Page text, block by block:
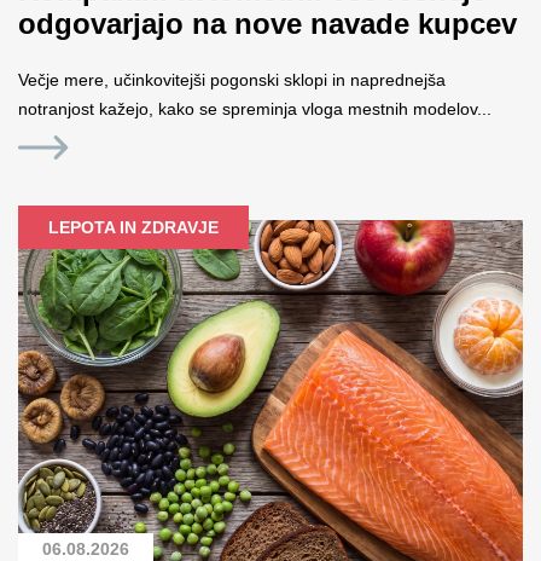
odgovarjajo na nove navade kupcev
Večje mere, učinkovitejši pogonski sklopi in naprednejša
notranjost kažejo, kako se spreminja vloga mestnih modelov...
LEPOTA IN ZDRAVJE
06.08.2026